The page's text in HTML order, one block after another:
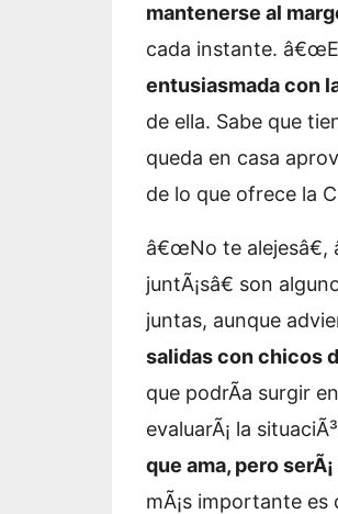
mantenerse al
cada instante.
entusiasmada con
de ella. Sabe que
queda en casa
de lo que ofrece la
â€œNo te
juntÃ¡sâ€ son
juntas, aunque
salidas con chicos
que podrÃ­a surgir
evaluarÃ¡ la
que ama, pero
mÃ¡s importante es